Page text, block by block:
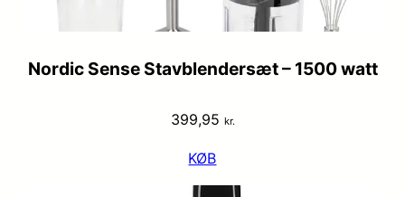
Nordic Sense Stavblendersæt – 1500 watt
399,95 kr.
KØB